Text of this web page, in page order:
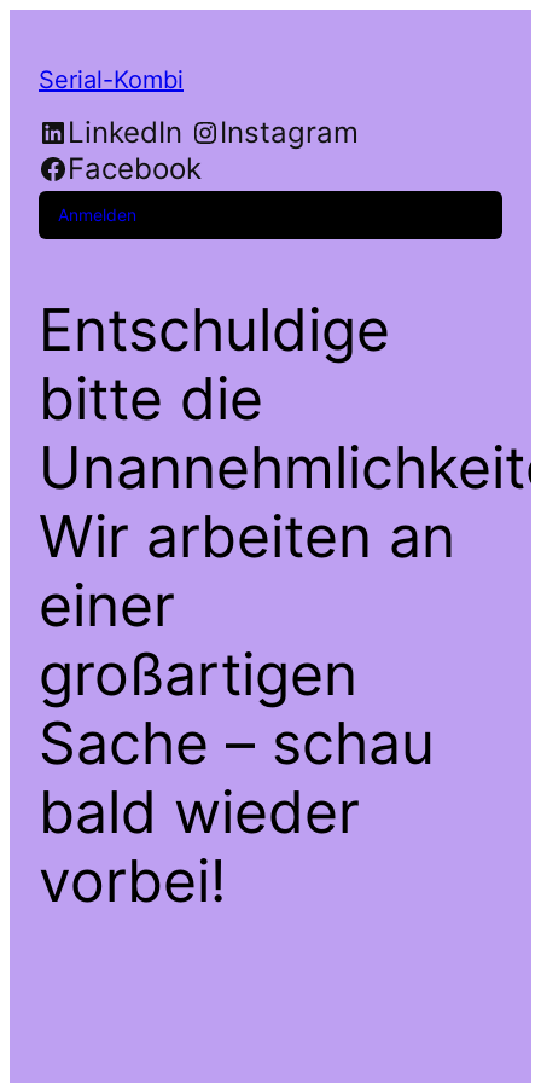
Serial-Kombi
LinkedIn
Instagram
Facebook
Anmelden
Entschuldige
bitte die
Wir arbeiten an
einer
großartigen
Sache – schau
bald wieder
vorbei!